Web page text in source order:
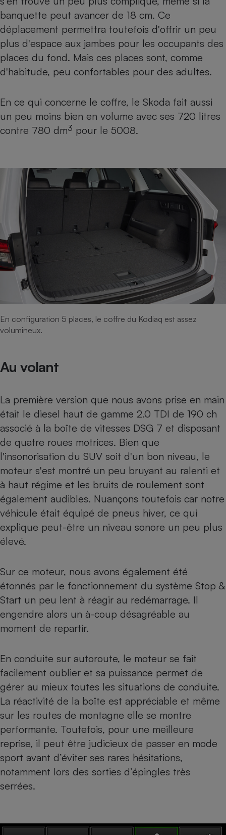
banquette peut avancer de 18 cm. Ce
déplacement permettra toutefois d'offrir un peu
plus d'espace aux jambes pour les occupants des
places du fond. Mais ces places sont, comme
d'habitude, peu confortables pour des adultes.
En ce qui concerne le coffre, le Skoda fait aussi
un peu moins bien en volume avec ses 720 litres
contre 780 dm3 pour le 5008.
En configuration 5 places, le coffre du Kodiaq est assez
volumineux.
Au volant
La première version que nous avons prise en main
était le diesel haut de gamme 2.0 TDI de 190 ch
associé à la boîte de vitesses DSG 7 et disposant
de quatre roues motrices. Bien que
l'insonorisation du SUV soit d'un bon niveau, le
moteur s'est montré un peu bruyant au ralenti et
à haut régime et les bruits de roulement sont
également audibles. Nuançons toutefois car notre
véhicule était équipé de pneus hiver, ce qui
explique peut-être un niveau sonore un peu plus
élevé.
Sur ce moteur, nous avons également été
étonnés par le fonctionnement du système Stop &
Start un peu lent à réagir au redémarrage. Il
engendre alors un à-coup désagréable au
moment de repartir.
En conduite sur autoroute, le moteur se fait
facilement oublier et sa puissance permet de
gérer au mieux toutes les situations de conduite.
La réactivité de la boîte est appréciable et même
sur les routes de montagne elle se montre
performante. Toutefois, pour une meilleure
reprise, il peut être judicieux de passer en mode
sport avant d’éviter ses rares hésitations,
notamment lors des sorties d’épingles très
serrées.